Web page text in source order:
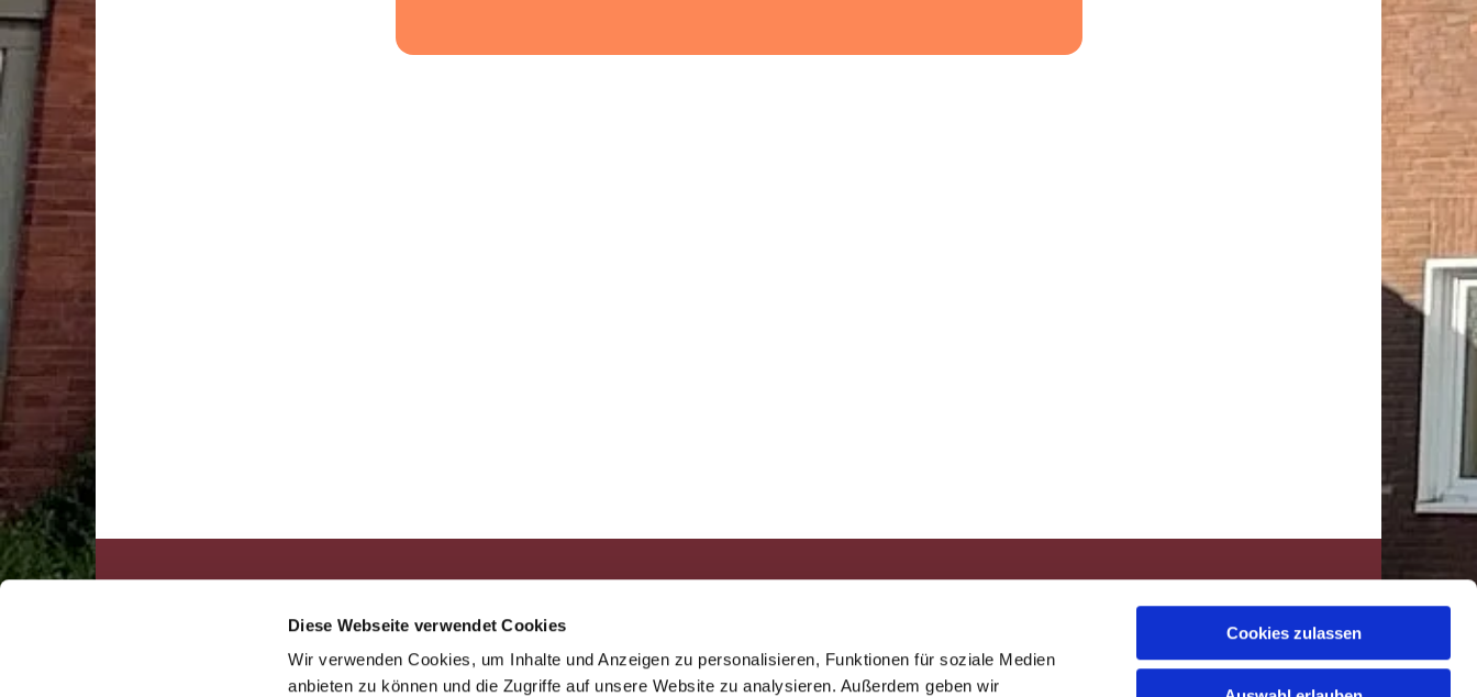
Diese Webseite verwendet Cookies
Wir verwenden Cookies, um Inhalte und Anzeigen zu personalisieren, Funktionen für soziale Medien
anbieten zu können und die Zugriffe auf unsere Website zu analysieren. Außerdem geben wir
Cookies zulassen